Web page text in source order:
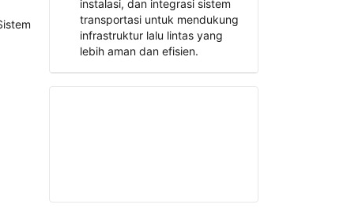
instalasi, dan integrasi sistem
transportasi untuk mendukung
infrastruktur lalu lintas yang
lebih aman dan efisien.